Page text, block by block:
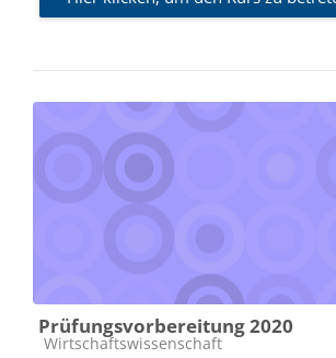
Prüfungsvorbereitung 2020
Kursbereich
Wirtschaftswissenschaft